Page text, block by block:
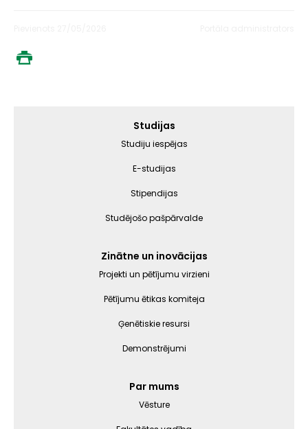
Studijas
Studiju iespējas
E-studijas
Stipendijas
Studējošo pašpārvalde
Zinātne un inovācijas
Projekti un pētījumu virzieni
Pētījumu ētikas komiteja
Ģenētiskie resursi
Demonstrējumi
Par mums
Vēsture